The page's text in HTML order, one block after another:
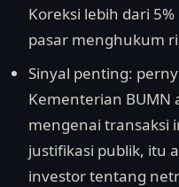
Koreksi lebih dari
pasar menghukum
Sinyal penting:
Kementerian BUMN
mengenai transaksi
justifikasi publik, itu
investor tentang